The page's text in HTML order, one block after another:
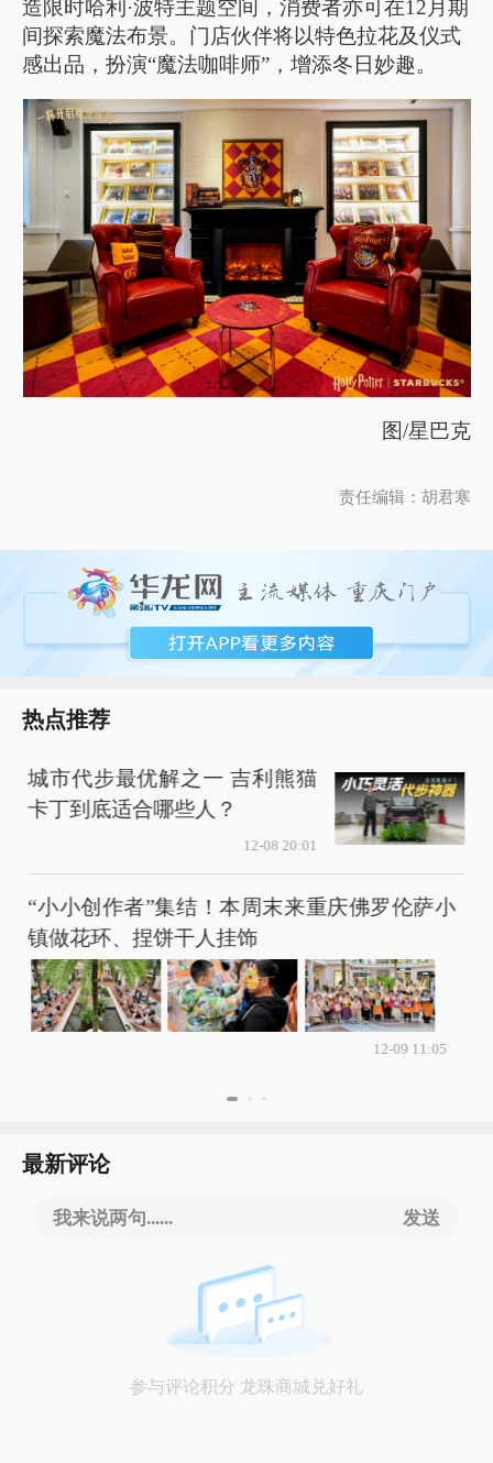
造限时哈利·波特主题空间，消费者亦可在12月期
间探索魔法布景。门店伙伴将以特色拉花及仪式
感出品，扮演“魔法咖啡师”，增添冬日妙趣。
图/星巴克
责任编辑：胡君寒
热点推荐
城市代步最优解之一 吉利熊猫
卡丁到底适合哪些人？
12-08 20:01
“小小创作者”集结！本周末来重庆佛罗伦萨小
镇做花环、捏饼干人挂饰
12-09 11:05
最新评论
我来说两句...... 发送
参与评论积分 龙珠商城兑好礼